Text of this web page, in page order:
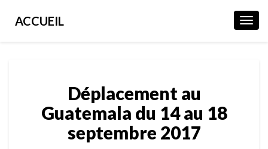
ACCUEIL
au
Guatemala
du
14
au
Déplacement au
Guatemala du 14 au 18
septembre 2017